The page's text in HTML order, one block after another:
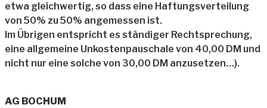
etwa gleichwertig, so dass eine Haftungsverteilung
von 50% zu 50% angemessen ist.
Im Übrigen entspricht es ständiger Rechtsprechung,
eine allgemeine Unkostenpauschale von 40,00 DM und
nicht nur eine solche von 30,00 DM anzusetzen…).
AG BOCHUM